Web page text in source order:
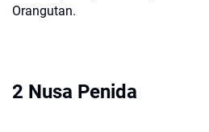
Orangutan.
2 Nusa Penida